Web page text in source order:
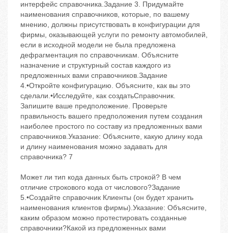
интерфейс справочника.Задание 3. Придумайте
наименования справочников, которые, по вашему
мнению, должны присутствовать в конфигурации для
фирмы, оказывающей услуги по ремонту автомобилей,
если в исходной модели не была предложена
дефрагментация по справочникам. Объясните
назначение и структурный состав каждого из
предложенных вами справочников.Задание
4.•Откройте конфигурацию. Объясните, как вы это
сделали.•Исследуйте, как создатьСправочник.
Запишите ваше предположение. Проверьте
правильность вашего предположения путем создания
наиболее простого по составу из предложенных вами
справочников.Указание: Объясните, какую длину кода
и длину наименования можно задавать для
справочника? 7
Может ли тип кода данных быть строкой? В чем
отличие строкового кода от числового?Задание
5.•Создайте справочник Клиенты (он будет хранить
наименования клиентов фирмы).Указание: Объясните,
каким образом можно протестировать созданные
справочники?Какой из предложенных вами